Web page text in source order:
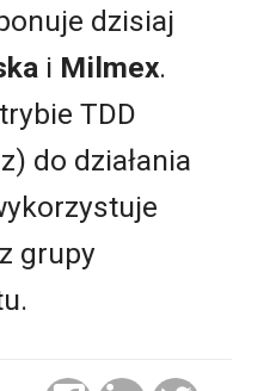
dzisiaj
i Milmex.
TDD
do działania
grupy